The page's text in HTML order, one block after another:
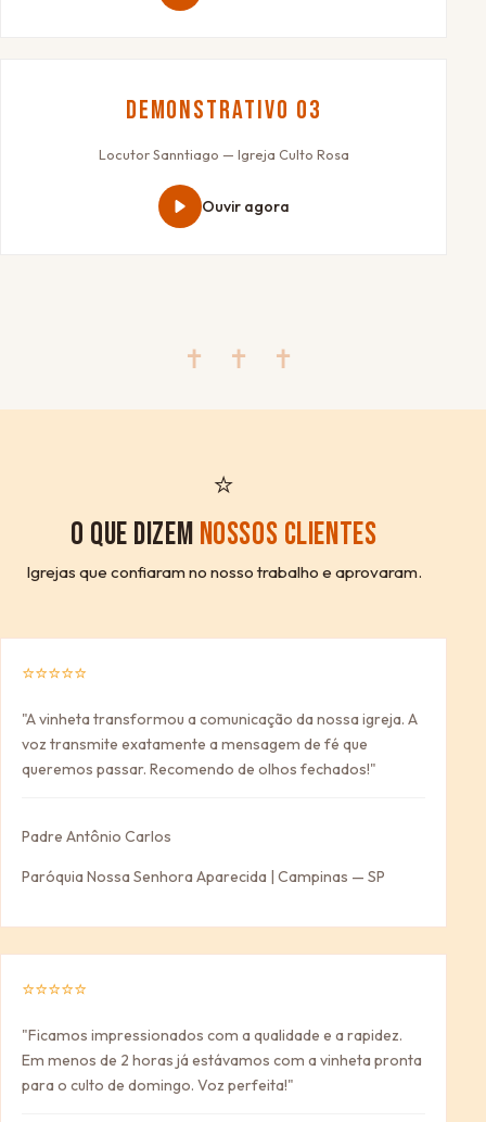
Demonstrativo 03
Locutor Sanntiago — Igreja Culto Rosa
Ouvir agora
✝ ✝ ✝
⭐
O QUE DIZEM NOSSOS CLIENTES
Igrejas que confiaram no nosso trabalho e aprovaram.
⭐⭐⭐⭐⭐
"A vinheta transformou a comunicação da nossa igreja. A
voz transmite exatamente a mensagem de fé que
queremos passar. Recomendo de olhos fechados!"
Padre Antônio Carlos
Paróquia Nossa Senhora Aparecida | Campinas — SP
⭐⭐⭐⭐⭐
"Ficamos impressionados com a qualidade e a rapidez.
Em menos de 2 horas já estávamos com a vinheta pronta
para o culto de domingo. Voz perfeita!"